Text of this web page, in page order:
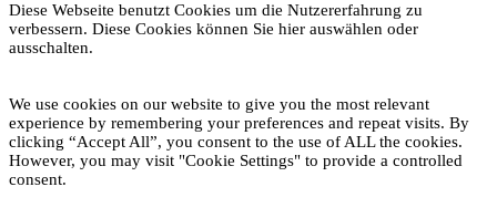
Diese Webseite benutzt Cookies um die Nutzererfahrung zu
verbessern. Diese Cookies können Sie hier auswählen oder
ausschalten.
We use cookies on our website to give you the most relevant
experience by remembering your preferences and repeat visits. By
clicking “Accept All”, you consent to the use of ALL the cookies.
However, you may visit "Cookie Settings" to provide a controlled
consent.